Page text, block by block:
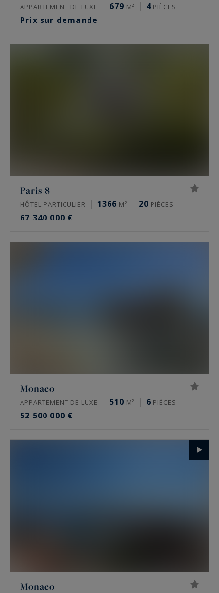
APPARTEMENT DE LUXE 679 M² 4 PIÈCES
Prix sur demande
Paris 8
HÔTEL PARTICULIER 1366 M² 20 PIÈCES
67 340 000 €
Monaco
APPARTEMENT DE LUXE 510 M² 6 PIÈCES
52 500 000 €
Monaco